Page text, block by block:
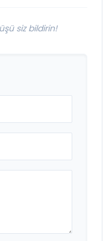
siz bildirin!